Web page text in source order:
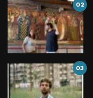
02
03